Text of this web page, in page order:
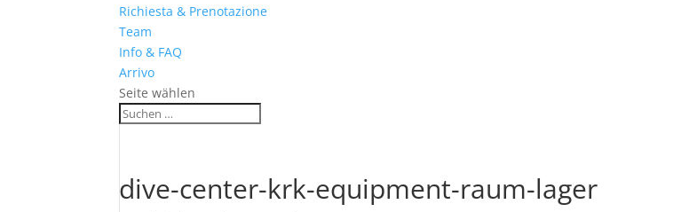
Richiesta & Prenotazione
Team
Info & FAQ
Arrivo
Seite wählen
dive-center-krk-equipment-raum-lager